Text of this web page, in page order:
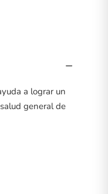
−
a lograr un
general de